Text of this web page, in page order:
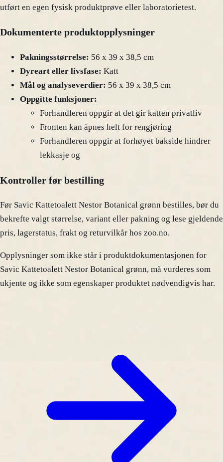
utført en egen fysisk produktprøve eller laboratorietest.
Dokumenterte produktopplysninger
Pakningsstørrelse: 56 x 39 x 38,5 cm
Dyreart eller livsfase: Katt
Mål og analyseverdier: 56 x 39 x 38,5 cm
Oppgitte funksjoner:
Forhandleren oppgir at det gir katten privatliv
Fronten kan åpnes helt for rengjøring
Forhandleren oppgir at forhøyet bakside hindrer
lekkasje og
Kontroller før bestilling
Før Savic Kattetoalett Nestor Botanical grønn bestilles, bør du
bekrefte valgt størrelse, variant eller pakning og lese gjeldende
pris, lagerstatus, frakt og returvilkår hos zoo.no.
Opplysninger som ikke står i produktdokumentasjonen for
Savic Kattetoalett Nestor Botanical grønn, må vurderes som
ukjente og ikke som egenskaper produktet nødvendigvis har.